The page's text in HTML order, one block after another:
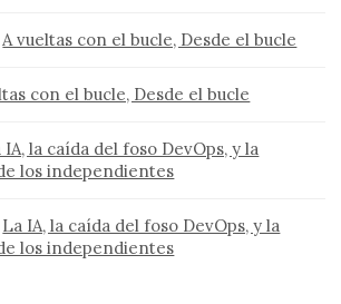
A vueltas con el bucle, Desde el bucle
con el bucle, Desde el bucle
IA, la caída del foso DevOps, y la
los independientes
La IA, la caída del foso DevOps, y la
los independientes